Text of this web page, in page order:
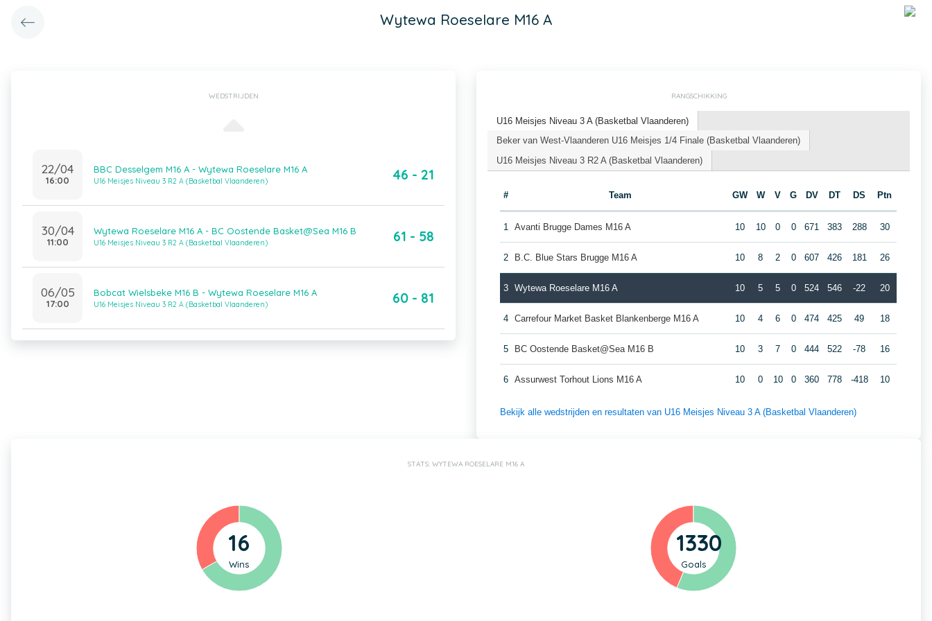
Wytewa Roeselare M16 A
WEDSTRIJDEN
22/04
16:00
BBC Desselgem M16 A - Wytewa Roeselare M16 A
U16 Meisjes Niveau 3 R2 A (Basketbal Vlaanderen) 46 - 21
30/04
11:00
Wytewa Roeselare M16 A - BC Oostende Basket@Sea M16 B
U16 Meisjes Niveau 3 R2 A (Basketbal Vlaanderen) 61 - 58
06/05
17:00
Bobcat Wielsbeke M16 B - Wytewa Roeselare M16 A
U16 Meisjes Niveau 3 R2 A (Basketbal Vlaanderen) 60 - 81
RANGSCHIKKING
U16 Meisjes Niveau 3 A (Basketbal Vlaanderen)
Beker van West-Vlaanderen U16 Meisjes 1/4 Finale (Basketbal Vlaanderen)
U16 Meisjes Niveau 3 R2 A (Basketbal Vlaanderen)
# Team GW W V G DV DT DS Ptn
1 Avanti Brugge Dames M16 A 10 10 0 0 671 383 288 30
2 B.C. Blue Stars Brugge M16 A 10 8 2 0 607 426 181 26
3 Wytewa Roeselare M16 A 10 5 5 0 524 546 -22 20
4 Carrefour Market Basket Blankenberge M16 A 10 4 6 0 474 425 49 18
5 BC Oostende Basket@Sea M16 B 10 3 7 0 444 522 -78 16
6 Assurwest Torhout Lions M16 A 10 0 10 0 360 778 -418 10
Bekijk alle wedstrijden en resultaten van U16 Meisjes Niveau 3 A (Basketbal Vlaanderen)
STATS: WYTEWA ROESELARE M16 A
16
Wins
1330
Goals